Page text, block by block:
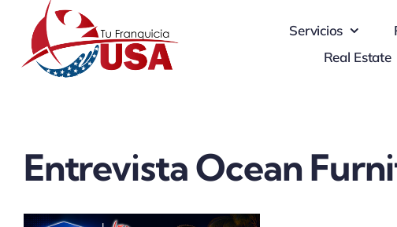
Servicios
Real Estate
Entrevista Ocean